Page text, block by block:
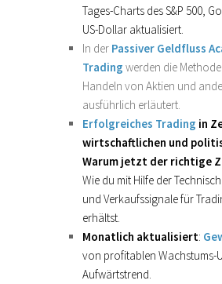
Tages-Charts des S&P 500,
US-Dollar aktualisiert.
In der Passiver Geldfluss
Trading werden die
Handeln von Aktien und
ausführlich erläutert.
Erfolgreiches Trading in
wirtschaftlichen und
Warum jetzt der richtige
Wie du mit Hilfe der
und Verkaufssignale für
erhältst.
Monatlich aktualisiert:
von profitablen Wachstums-
Aufwärtstrend.